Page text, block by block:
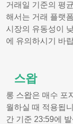
거래일 기준의 평
해서는 거래 플랫
시장의 유동성이
에 유의하시기 바
스왑
롱 스왑은 매수 포
월하실 때 적용됩
간 기준 23:59에